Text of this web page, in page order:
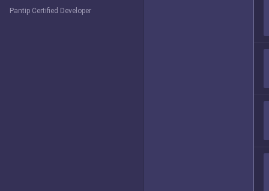
Pantip Certified Developer